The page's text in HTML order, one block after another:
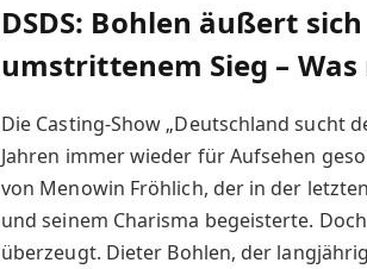
DSDS: Bohlen äußert
umstrittenem Sieg –
Die Casting-Show „Deutschland sucht
Jahren immer wieder für Aufsehen
von Menowin Fröhlich, der in der
und seinem Charisma begeisterte.
überzeugt. Dieter Bohlen, der